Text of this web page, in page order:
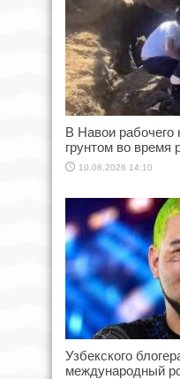
В Навои рабочего
грунтом во время
10.08.2026 14:10
Узбекского
международный